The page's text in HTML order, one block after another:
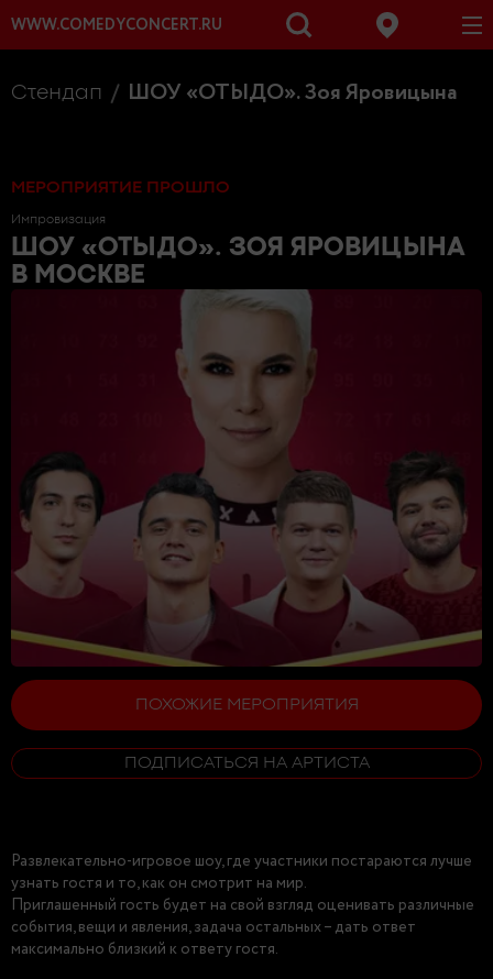
WWW.COMEDYCONCERT.RU
Стендап ШОУ «ОТЫДО». Зоя Яровицына
МЕРОПРИЯТИЕ ПРОШЛО
Импровизация
ШОУ «ОТЫДО». ЗОЯ ЯРОВИЦЫНА
В МОСКВЕ
ПОХОЖИЕ МЕРОПРИЯТИЯ
ПОДПИСАТЬСЯ НА АРТИСТА
Развлекательно-игровое шоу, где участники постараются лучше
узнать гостя и то, как он смотрит на мир.
Приглашенный гость будет на свой взгляд оценивать различные
события, вещи и явления, задача остальных – дать ответ
максимально близкий к ответу гостя.